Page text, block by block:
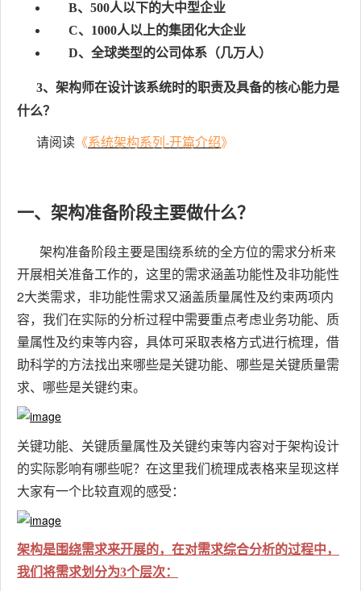
B、500人以下的大中型企业
C、1000人以上的集团化大企业
D、全球类型的公司体系（几万人）
3、架构师在设计该系统时的职责及具备的核心能力是
什么？
请阅读 《系统架构系列-开篇介绍》
一、架构准备阶段主要做什么？
架构准备阶段主要是围绕系统的全方位的需求分析来
开展相关准备工作的，这里的需求涵盖功能性及非功能性
2大类需求，非功能性需求又涵盖质量属性及约束两项内
容，我们在实际的分析过程中需要重点考虑业务功能、质
量属性及约束等内容，具体可采取表格方式进行梳理，借
助科学的方法找出来哪些是关键功能、哪些是关键质量需
求、哪些是关键约束。
关键功能、关键质量属性及关键约束等内容对于架构设计
的实际影响有哪些呢？在这里我们梳理成表格来呈现这样
大家有一个比较直观的感受：
架构是围绕需求来开展的，在对需求综合分析的过程中，
我们将需求划分为3个层次：